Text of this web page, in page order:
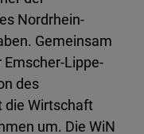
Nordrhein-
Gemeinsam
Lippe-
des
die Wirtschaft
um. Die WiN